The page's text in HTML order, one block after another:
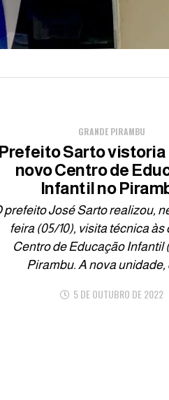
GRANDE PIRAMBU
Prefeito Sarto vistoria
novo Centro de
Infantil no
prefeito José Sarto realizou,
feira (05/10), visita técnica às
Centro de Educação Infantil
Pirambu. A nova unidade,
5 DE OUTUBRO DE 2022